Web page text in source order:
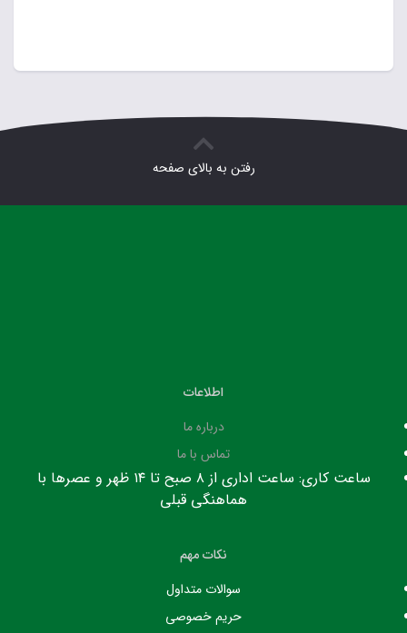
رفتن به بالای صفحه
اطلاعات
درباره ما
تماس با ما
ساعت کاری: ساعت اداری از ۸ صبح تا ۱۴ ظهر و عصرها با
هماهنگی قبلی
نکات مهم
سوالات متداول
حریم خصوصی